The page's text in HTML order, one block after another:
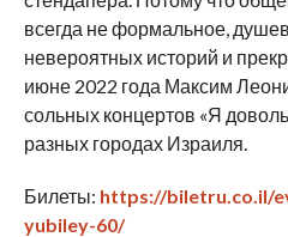
всегда не формальное,
невероятных историй и
июне 2022 года Максим
сольных концертов «Я
разных городах Израиля.
Билеты: https://biletru.co.il/
yubiley-60/